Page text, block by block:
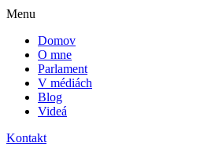
Menu
Domov
O mne
Parlament
V médiách
Blog
Videá
Kontakt